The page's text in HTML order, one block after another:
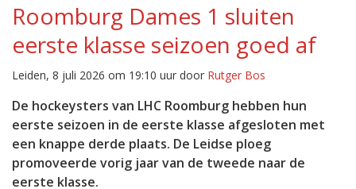
Roomburg Dames 1 sluiten
eerste klasse seizoen goed af
Leiden, 8 juli 2026 om 19:10 uur door Rutger Bos
De hockeysters van LHC Roomburg hebben hun
eerste seizoen in de eerste klasse afgesloten met
een knappe derde plaats. De Leidse ploeg
promoveerde vorig jaar van de tweede naar de
eerste klasse.